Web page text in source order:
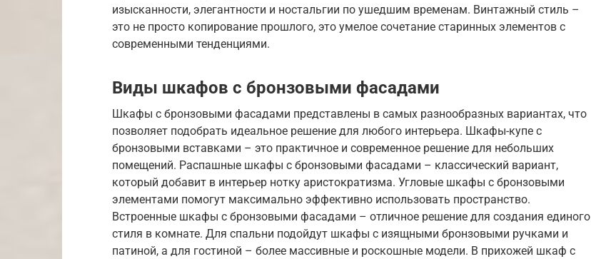
изысканности, элегантности и ностальгии по ушедшим временам. Винтажный стиль –
это не просто копирование прошлого, это умелое сочетание старинных элементов с
современными тенденциями.
Виды шкафов с бронзовыми фасадами
Шкафы с бронзовыми фасадами представлены в самых разнообразных вариантах, что
позволяет подобрать идеальное решение для любого интерьера. Шкафы-купе с
бронзовыми вставками – это практичное и современное решение для небольших
помещений. Распашные шкафы с бронзовыми фасадами – классический вариант,
который добавит в интерьер нотку аристократизма. Угловые шкафы с бронзовыми
элементами помогут максимально эффективно использовать пространство.
Встроенные шкафы с бронзовыми фасадами – отличное решение для создания единого
стиля в комнате. Для спальни подойдут шкафы с изящными бронзовыми ручками и
патиной, а для гостиной – более массивные и роскошные модели. В прихожей шкаф с